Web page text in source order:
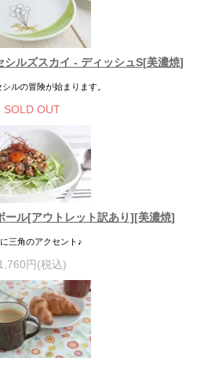
ルズスカイ - ディッシュS[美濃焼]
ルの冒険が始まります。
SOLD OUT
ール[アウトレット訳あり][美濃焼]
三角のアクセント♪
円(税込)